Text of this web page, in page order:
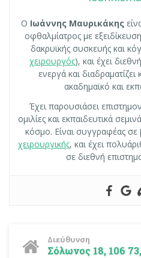
Ο Ιωάννης Μαυρικάκης
οφθαλμίατρος με
δακρυϊκής συσκευής και
χειρουργός), και έχει
ενεργά και
ακαδημαϊκό και
Έχει παρουσιάσει
ομιλίες και εκπαιδευτικά
κόσμο. Είναι συγγραφέας σε
χειρουργικής, και έχει
σε διεθνή
Διεύθυνση
Σόλωνος 18, 106